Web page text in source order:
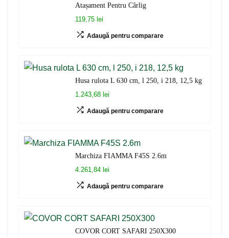
Atașament Pentru Cârlig
119,75 lei
Adaugă pentru comparare
Husa rulota L 630 cm, l 250, i 218, 12,5 kg
1.243,68 lei
Adaugă pentru comparare
Marchiza FIAMMA F45S 2.6m
4.261,84 lei
Adaugă pentru comparare
COVOR CORT SAFARI 250X300